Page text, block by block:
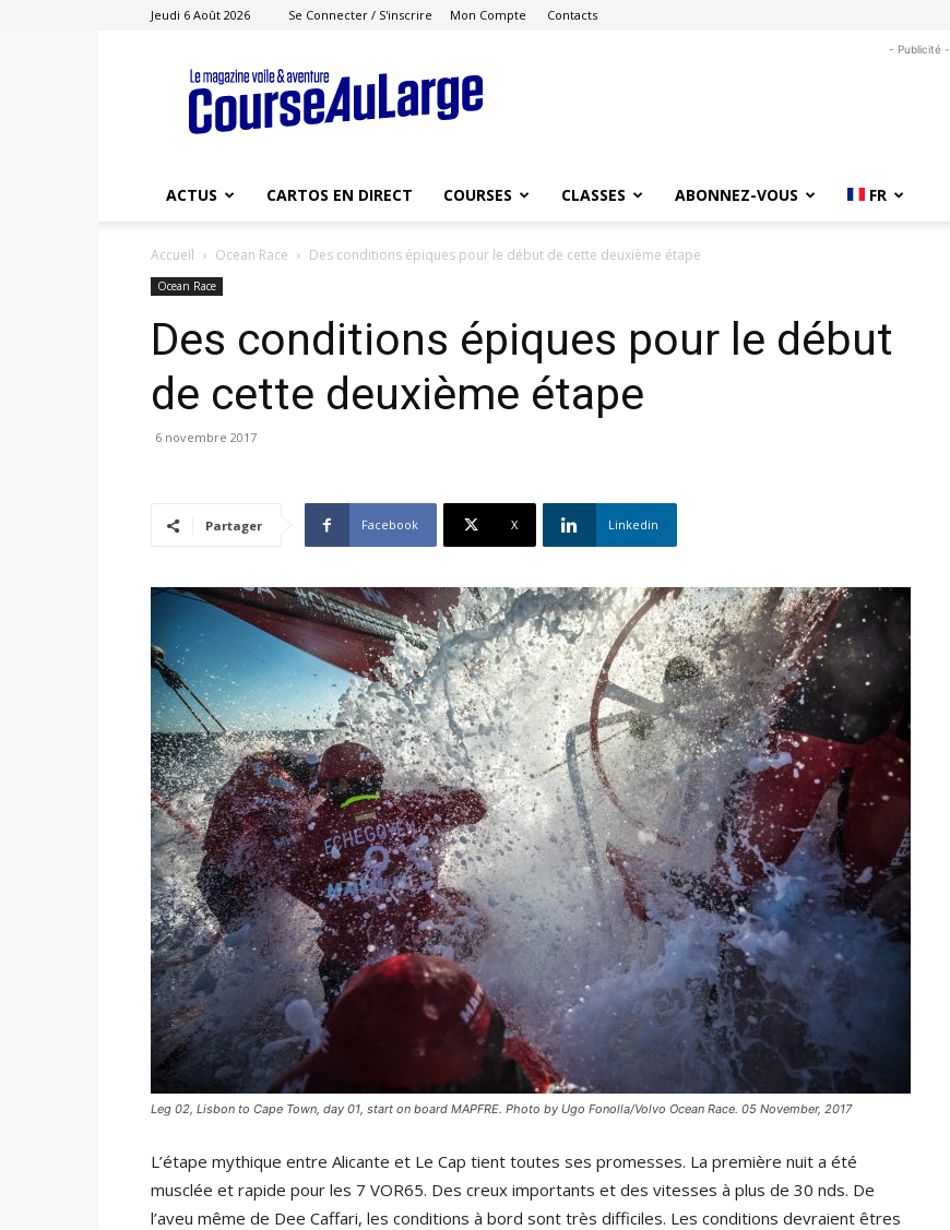
Jeudi 6 Août 2026 Se Connecter / S'inscrire Mon Compte Contacts
Course
au
Large
- Publicité -
ACTUS CARTOS EN DIRECT COURSES CLASSES ABONNEZ-VOUS FR
Accueil Ocean Race Des conditions épiques pour le début de cette deuxième étape
Ocean Race
Des conditions épiques pour le début
de cette deuxième étape
6 novembre 2017
Partager Facebook X Linkedin
Leg 02, Lisbon to Cape Town, day 01, start on board MAPFRE. Photo by Ugo Fonolla/Volvo Ocean Race. 05 November, 2017
L’étape mythique entre Alicante et Le Cap tient toutes ses promesses. La première nuit a été
musclée et rapide pour les 7 VOR65. Des creux importants et des vitesses à plus de 30 nds. De
l’aveu même de Dee Caffari, les conditions à bord sont très difficiles. Les conditions devraient êtres